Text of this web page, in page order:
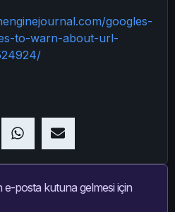
googles-
to-warn-about-url-
posta kutuna gelmesi için